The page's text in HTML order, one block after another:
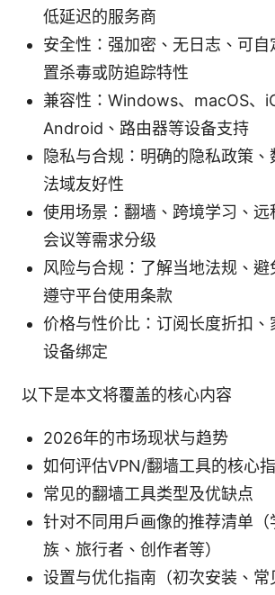
低延迟的服务商
安全性：强加密、无日志、可自
置杀毒或防追踪特性
兼容性：Windows、macOS、
Android、路由器等设备支持
隐私与合规：明确的隐私政策、
法域友好性
使用场景：翻墙、跨境学习、远
会议等需求分级
风险与合规：了解当地法规、避
遵守平台使用条款
价格与性价比：订阅长度折扣、
设备绑定
以下是本文将覆盖的核心内容
2026年的市场现状与趋势
如何评估VPN/翻墙工具的核心
常见的翻墙工具类型及优缺点
针对不同用户画像的推荐清单（
族、旅行者、创作者等）
设置与优化指南（初次安装、常